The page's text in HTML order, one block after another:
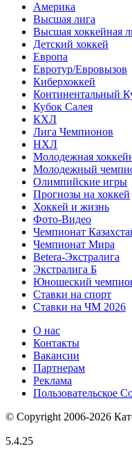
Америка
Высшая лига
Высшая хоккейная
Детский хоккей
Европа
Евротур/Евровызов
Киберхоккей
Континентальный
Кубок Салея
КХЛ
Лига Чемпионов
НХЛ
Молодежная
Молодежный
Олимпийские игры
Прогнозы на хоккей
Хоккей и жизнь
Фото-Видео
Чемпионат
Чемпионат Мира
Betera-Экстралига
Экстралига Б
Юношеский
Ставки на спорт
Ставки на ЧМ 2026
О нас
Контакты
Вакансии
Партнерам
Реклама
Пользовательское
© Copyright 2006-2026
5.4.25